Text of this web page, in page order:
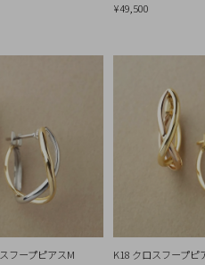
¥49,500
フープピアスM
K18 クロスフープピ